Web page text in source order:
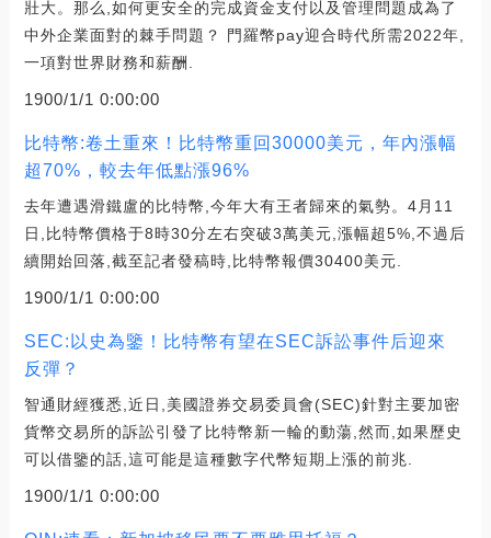
壯大。那么,如何更安全的完成資金支付以及管理問題成為了
中外企業面對的棘手問題？ 門羅幣pay迎合時代所需2022年,
一項對世界財務和薪酬.
1900/1/1 0:00:00
比特幣:卷土重來！比特幣重回30000美元，年內漲幅
超70%，較去年低點漲96%
去年遭遇滑鐵盧的比特幣,今年大有王者歸來的氣勢。4月11
日,比特幣價格于8時30分左右突破3萬美元,漲幅超5%,不過后
續開始回落,截至記者發稿時,比特幣報價30400美元.
1900/1/1 0:00:00
SEC:以史為鑒！比特幣有望在SEC訴訟事件后迎來
反彈？
智通財經獲悉,近日,美國證券交易委員會(SEC)針對主要加密
貨幣交易所的訴訟引發了比特幣新一輪的動蕩,然而,如果歷史
可以借鑒的話,這可能是這種數字代幣短期上漲的前兆.
1900/1/1 0:00:00